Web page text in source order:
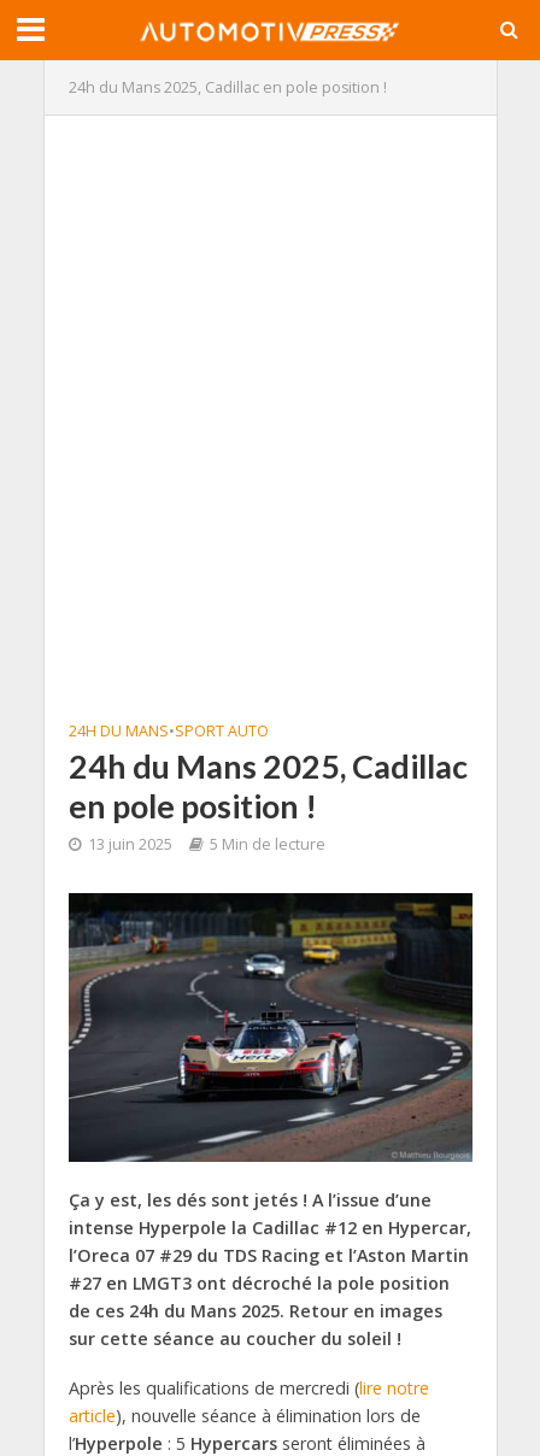
24h du Mans 2025, Cadillac en pole position !
24H DU MANS•SPORT AUTO
24h du Mans 2025, Cadillac
en pole position !
13 juin 2025 5 Min de lecture
Ça y est, les dés sont jetés ! A l’issue d’une
intense Hyperpole la Cadillac #12 en Hypercar,
l’Oreca 07 #29 du TDS Racing et l’Aston Martin
#27 en LMGT3 ont décroché la pole position
de ces 24h du Mans 2025. Retour en images
sur cette séance au coucher du soleil !
Après les qualifications de mercredi (lire notre
article), nouvelle séance à élimination lors de
l’Hyperpole : 5 Hypercarsseront éliminées à